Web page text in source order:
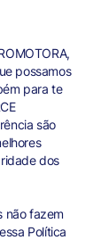
possamos
para te
são
dos
não fazem
Política